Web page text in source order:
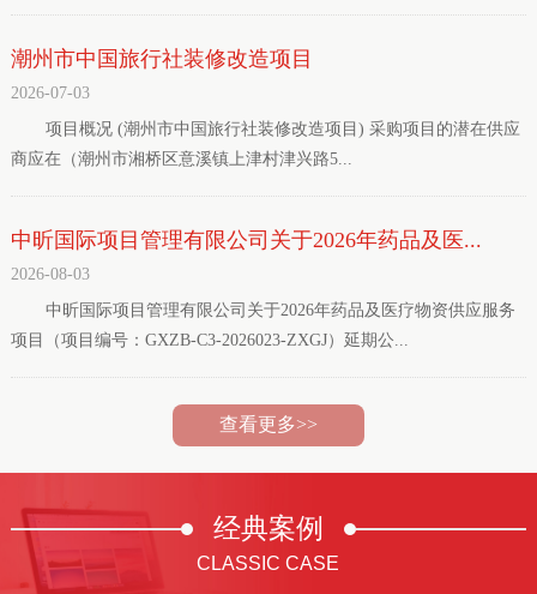
潮州市中国旅行社装修改造项目
2026-07-03
项目概况 (潮州市中国旅行社装修改造项目) 采购项目的潜在供应
商应在（潮州市湘桥区意溪镇上津村津兴路5...
中昕国际项目管理有限公司关于2026年药品及医...
2026-08-03
中昕国际项目管理有限公司关于2026年药品及医疗物资供应服务
项目（项目编号：GXZB-C3-2026023-ZXGJ）延期公...
查看更多>>
经典案例
CLASSIC CASE